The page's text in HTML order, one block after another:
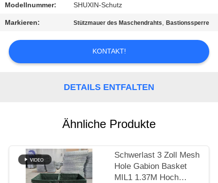
BITTE UM
EIN
ANGEBOT
Modellnummer: SHUXIN-Schutz
Markieren: Stützmauer des Maschendrahts,Bastionssperre
KONTAKT!
DETAILS ENTFALTEN
Ähnliche Produkte
Schwerlast 3 Zoll Mesh
Hole Gabion Basket
MIL1 1.37M Hoch